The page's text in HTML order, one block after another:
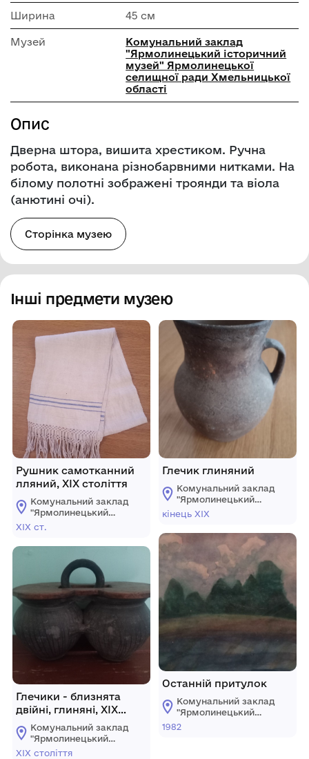
Ширина 45 см
Музей
Комунальний заклад
"Ярмолинецький історичний
музей" Ярмолинецької
селищної ради Хмельницької
області
Опис
Дверна штора, вишита хрестиком. Ручна
робота, виконана різнобарвними нитками. На
білому полотні зображені троянди та віола
(анютині очі).
Сторінка музею
Інші предмети музею
Рушник самотканний
лляний, ХІХ століття
Комунальний заклад
"Ярмолинецький
історичний музей"
селищної ради
Хмельницької
області
ХІХ ст.
Глечики - близнята
двійні, глиняні, ХІХ
століття
Комунальний заклад
"Ярмолинецький
історичний музей"
ХІХ століття
Глечик глиняний
Комунальний заклад
"Ярмолинецький
історичний музей"
Ярмолинецької
селищної ради
Хмельницької
області
кінець ХІХ
Останній притулок
Комунальний заклад
"Ярмолинецький
історичний музей"
1982